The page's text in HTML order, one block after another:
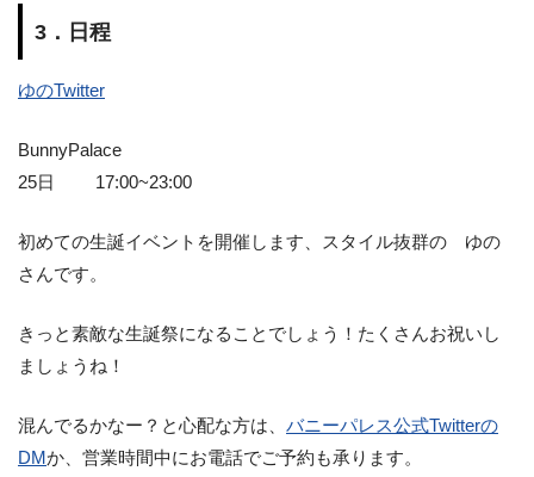
3．日程
ゆのTwitter
BunnyPalace
25日 17:00~23:00
初めての生誕イベントを開催します、スタイル抜群の ゆの
さんです。
きっと素敵な生誕祭になることでしょう！たくさんお祝いし
ましょうね！
混んでるかなー？と心配な方は、 バニーパレス公式Twitterの
DMか、営業時間中にお電話でご予約も承ります。